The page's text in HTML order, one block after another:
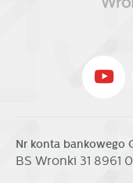
Nr konta bankowego
BS Wronki 31